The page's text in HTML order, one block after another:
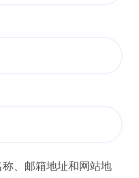
、邮箱地址和网站地